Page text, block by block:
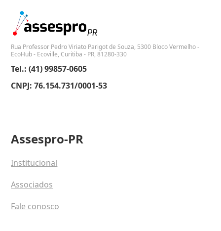
Rua Professor Pedro Viriato Parigot de Souza, 5300 Bloco Vermelho -
EcoHub - Ecoville, Curitiba - PR, 81280-330
Tel.: (41) 99857-0605
CNPJ: 76.154.731/0001-53
Assespro-PR
Institucional
Associados
Fale conosco